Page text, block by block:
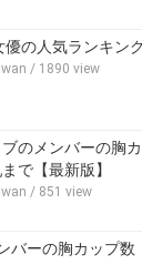
優の人気ランキン
/ 1890 view
のメンバーの胸
で【最新版】
/ 851 view
バーの胸カップ